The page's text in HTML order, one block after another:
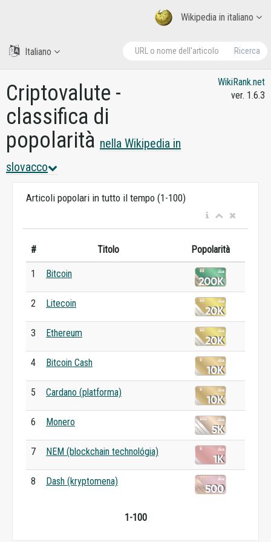
Wikipedia in italiano
Ricerca
Italiano
Criptovalute -
classifica di
popolarità nella Wikipedia in
slovacco
WikiRank.net
ver. 1.6.3
Articoli popolari in tutto il tempo (1-100)
# Titolo Popolarità
1 Bitcoin
2 Litecoin
3 Ethereum
4 Bitcoin Cash
5 Cardano (platforma)
6 Monero
7 NEM (blockchain technológia)
8 Dash (kryptomena)
1-100